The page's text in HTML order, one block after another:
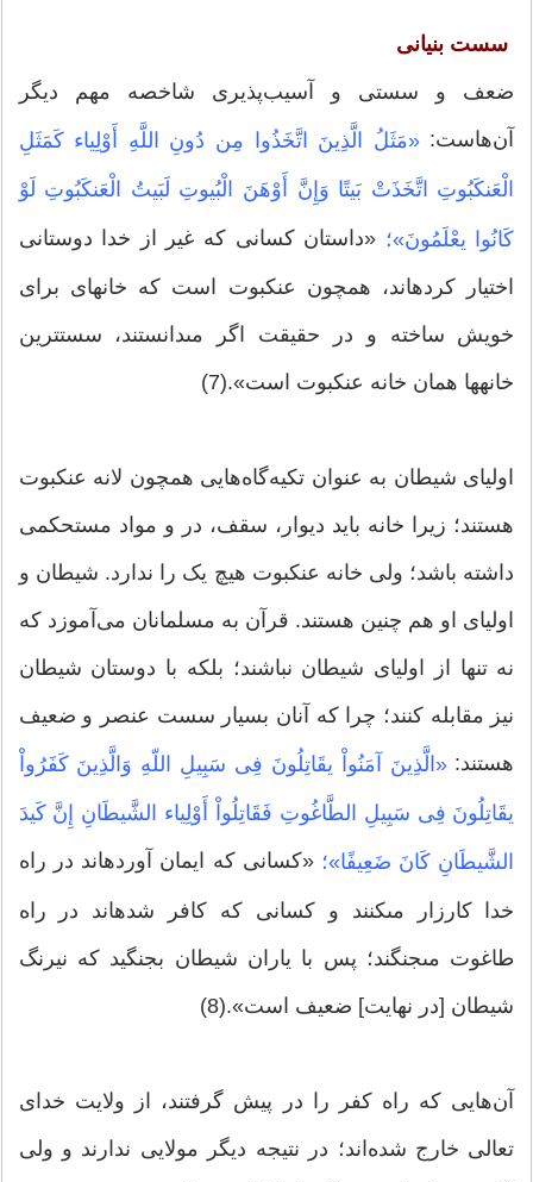
سست بنیانی
ضعف و سستی و آسیب‌پذیری شاخصه مهم دیگر
آن‌هاست:«مَثَلُ الَّذِینَ اتَّخَذُوا مِن دُونِ اللَّهِ أَوْلِیاء كَمَثَلِ
الْعَنكَبُوتِ اتَّخَذَتْ بَیتًا وَإِنَّ أَوْهَنَ الْبُیوتِ لَبَیتُ الْعَنكَبُوتِ لَوْ
كَانُوا یعْلَمُونَ»؛ «داستان كسانى كه غیر از خدا دوستانى
اختیار كرده‏اند، همچون عنكبوت است كه خانه‏اى براى
خویش ساخته و در حقیقت اگر مى‏دانستند، سست‏ترین
خانه‏ها همان خانه عنكبوت است».(7)
اولیای شیطان به عنوان تکیه‌گاه‌هایی همچون لانه عنکبوت
هستند؛ زیرا خانه باید دیوار، سقف، در و مواد مستحکمی
داشته باشد؛ ولی خانه عنکبوت هیچ یک را ندارد. شیطان و
اولیای او هم چنین هستند. قرآن به مسلمانان می‌آموزد که
نه تنها از اولیای شیطان نباشند؛ بلکه با دوستان شیطان
نیز مقابله کنند؛ چرا که آنان بسیار سست عنصر و ضعیف
هستند: «الَّذِینَ آمَنُواْ یقَاتِلُونَ فِی سَبِیلِ اللّهِ وَالَّذِینَ كَفَرُواْ
یقَاتِلُونَ فِی سَبِیلِ الطَّاغُوتِ فَقَاتِلُواْ أَوْلِیاء الشَّیطَانِ إِنَّ كَیدَ
الشَّیطَانِ كَانَ ضَعِیفًا»؛ «كسانى كه ایمان آورده‏اند در راه
خدا كارزار مى‏كنند و كسانى كه كافر شده‏اند در راه
طاغوت مى‏جنگند؛ پس با یاران شیطان بجنگید كه نیرنگ
شیطان [در نهایت] ضعیف است».(8)
آن‌هایی که راه کفر را در پیش گرفتند، از ولایت خدای
تعالی خارج شده‌اند؛ در نتیجه دیگر مولایی ندارند و ولی